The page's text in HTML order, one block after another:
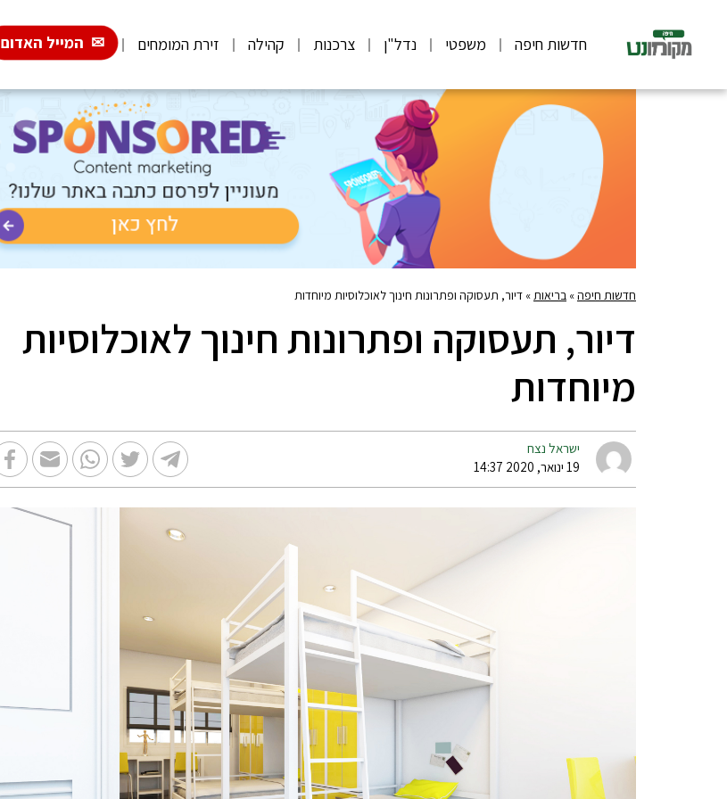
חדשות חיפה משפטי נדל"ן צרכנות קהילה זירת המומחים המייל האדום
חדשות חיפה» בריאות » דיור, תעסוקה ופתרונות חינוך לאוכלוסיות מיוחדות
דיור, תעסוקה ופתרונות חינוך לאוכלוסיות
מיוחדות
ישראל נצח
19 ינואר, 2020 14:37